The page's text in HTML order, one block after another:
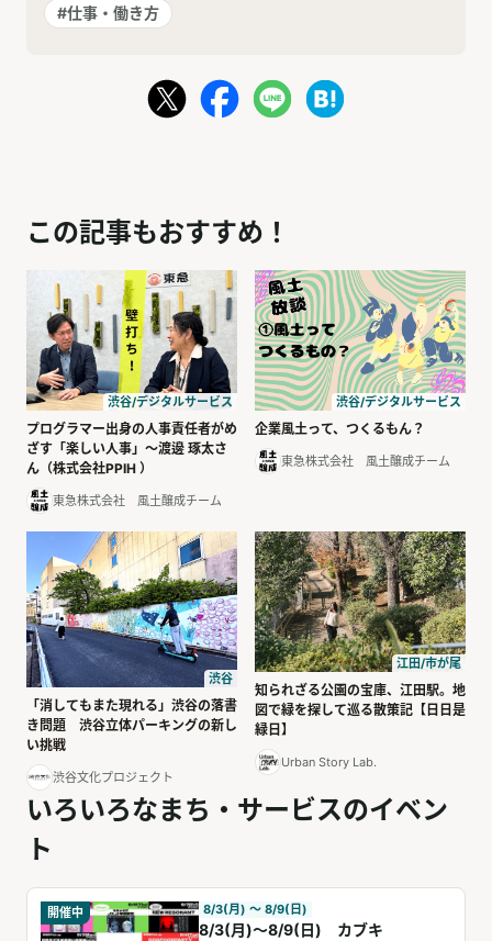
#仕事・働き方
この記事もおすすめ！
渋谷/デジタルサービス
プログラマー出身の人事責任者がめ
ざす「楽しい人事」～渡邊 琢太さ
ん（株式会社PPIH ）
東急株式会社 風土醸成チーム
渋谷/デジタルサービス
企業風土って、つくるもん？
東急株式会社 風土醸成チーム
渋谷
「消してもまた現れる」渋谷の落書
き問題 渋谷立体パーキングの新し
い挑戦
渋谷文化プロジェクト
江田/市が尾
知られざる公園の宝庫、江田駅。地
図で緑を探して巡る散策記【日日是
緑日】
Urban Story Lab.
いろいろなまち・サービスのイベン
ト
開催中 8/3(月) 〜 8/9(日)
8/3(月)～8/9(日) カブキ